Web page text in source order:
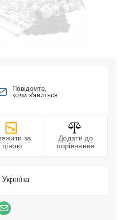
Повідомте,
коли з'явиться
за
ціною
Додати до
порівняння
Україна